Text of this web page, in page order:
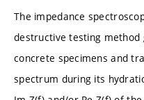
The impedance
destructive testing method
concrete specimens and
spectrum during its